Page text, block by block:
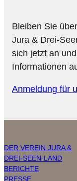
Bleiben Sie
Jura & Drei-
sich jetzt an
Informationen
Anmeldung für
DER VEREIN JURA &
DREI-SEEN-LAND
BERICHTE
PRESSE